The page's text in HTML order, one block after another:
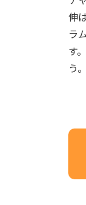
伸
ラ
す
う。